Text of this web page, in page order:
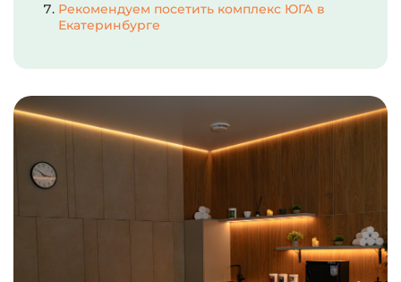
Рекомендуем посетить комплекс ЮГА в
Екатеринбурге